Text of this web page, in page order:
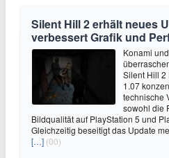
Silent Hill 2 erhält neues
verbessert Grafik und
Konami
Silent Hill 2
1.07
technische
sowohl die
Bildqualität auf PlayStation 5 und
Gleichzeitig beseitigt das Update
[…] (00)